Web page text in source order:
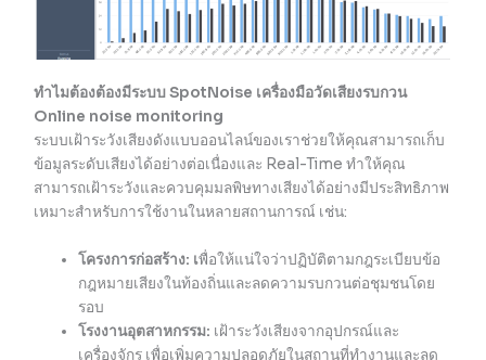
ทำไมต้องต้องมีระบบSpotNoise เครื่องมือวัดเสียงรบกวน
Online noise monitoring
ระบบเฝ้าระวังเสียงดังแบบออนไลน์ของเราช่วยให้คุณสามารถเก็บ
ข้อมูลระดับเสียงได้อย่างต่อเนื่องและ Real-Time ทำให้คุณ
สามารถเฝ้าระวังและควบคุมมลพิษทางเสียงได้อย่างมีประสิทธิภาพ
เหมาะสำหรับการใช้งานในหลายสถานการณ์ เช่น:
โครงการก่อสร้าง: เพื่อให้แน่ใจว่าปฏิบัติตามกฎระเบียบข้อ
กฎหมายเสียงในท้องถิ่นและลดความรบกวนต่อชุมชนโดย
รอบ
โรงงานอุตสาหกรรม: เฝ้าระวังเสียงจากอุปกรณ์และ
เครื่องจักร เพื่อเพิ่มความปลอดภัยในสถานที่ทำงานและลด